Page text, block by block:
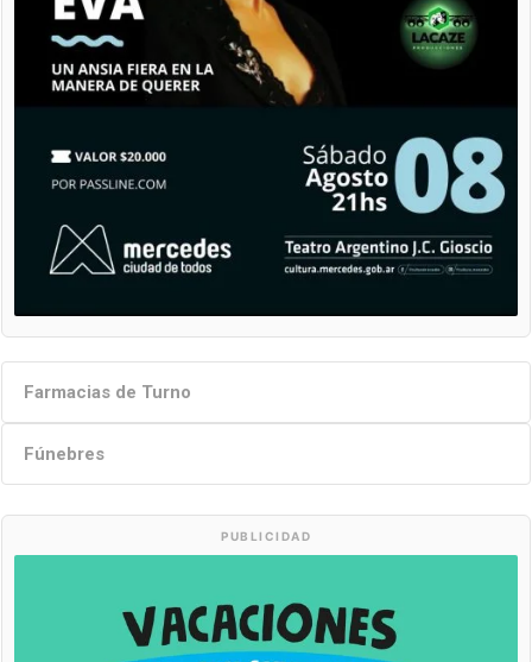
Farmacias de Turno
Fúnebres
PUBLICIDAD